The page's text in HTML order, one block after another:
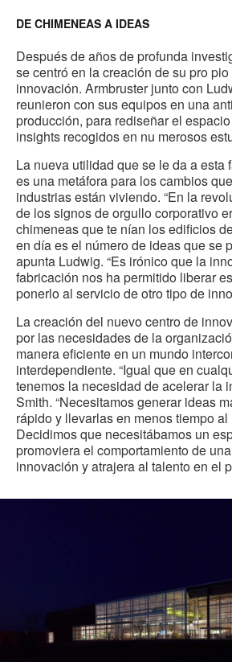
DE CHIMENEAS A IDEAS
Después de años de profunda
se centró en la creación de su pro
innovación. Armbruster junto con
reunieron con sus equipos en una
producción, para rediseñar el
insights recogidos en nu merosos
La nueva utilidad que se le da a esta
es una metáfora para los cambios
industrias están viviendo. “En la
de los signos de orgullo corporativo
chimeneas que te nían los edificios
en día es el número de ideas que se
apunta Ludwig. “Es irónico que la
fabricación nos ha permitido liberar
ponerlo al servicio de otro tipo de
La creación del nuevo centro de
por las necesidades de la
manera eficiente en un mundo
interdependiente. “Igual que en
tenemos la necesidad de acelerar la
Smith. “Necesitamos generar ideas
rápido y llevarlas en menos tiempo al
Decidimos que necesitábamos un
promoviera el comportamiento de
innovación y atrajera al talento en el